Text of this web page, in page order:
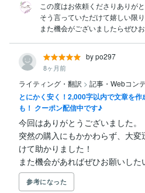
この度はお依頼くださりありが
そう言っていただけて嬉しい限り
また機会がございましたらぜひ
by po297
8ヶ月前
ライティング・翻訳 > 記事・Webコン
とにかく安く！2,000字以内で文章を
も！ クーポン配信中です♪
今回はありがとうございました。
突然の購入にもかかわらず、大
けて助かりました！
また機会があればぜひお願いした
参考になった